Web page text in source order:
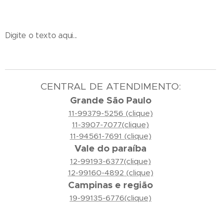
Digite o texto aqui...
CENTRAL DE ATENDIMENTO:
Grande São Paulo
11-99379-5256 (clique)
11-3907-7077(clique)
11-94561-7691 (clique)
Vale do paraíba
12-99193-6377(clique)
12-99160-4892 (clique)
Campinas e região
19-99135-6776(clique)